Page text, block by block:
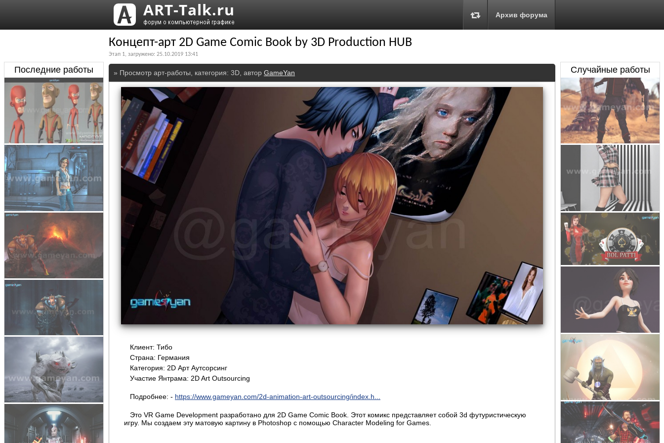
Архив форума
Концепт-арт 2D Game Comic Book by 3D Production HUB
Этап 1, загружено: 25.10.2019 13:41
» Просмотр арт-работы, категория: 3D , автор GameYan
Клиент: Тибо
Страна: Германия
Категория: 2D Арт Аутсорсинг
Участие Янтрама: 2D Art Outsourcing
Подробнее: - https://www.gameyan.com/2d-animation-art-outsourcing/index.h...
Это VR Game Development разработано для 2D Game Comic Book. Этот комикс представляет собой 3d футуристическую
игру. Мы создаем эту матовую картину в Photoshop с помощью Character Modeling for Games.
Последние работы Случайные работы